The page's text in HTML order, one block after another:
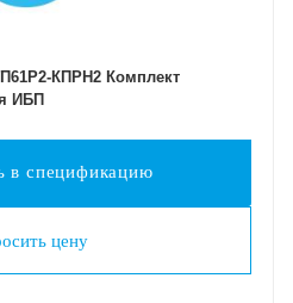
КПРН2 Комплект
ИБП
в спецификацию
цену